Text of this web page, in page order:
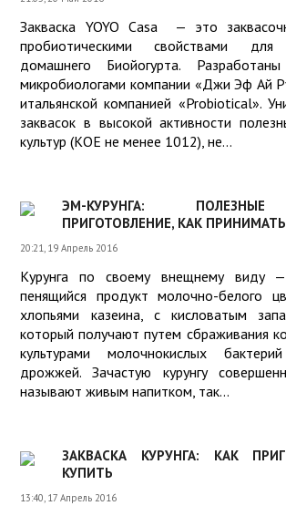
КАЧЕСТВО
ПОЛЬЗА
О
СОРТАХ
СЫРА
ЗАКВАСКИ
ДЛЯ
ТВОРОГА
Закваска YOYO Casa — это
пробиотическими свойствами для
домашнего Биойогурта.
микробиологами компании «Джи Эф Ай
итальянской компанией «Probiotical».
заквасок в высокой активности
культур (КОЕ не менее 1012), не...
ЭМ-КУРУНГА:
ПРИГОТОВЛЕНИЕ, КАК ПРИНИМАТЬ
20:21, 19 Апрель 2016
Курунга по своему внещнему
пенящийся продукт молочно-белого
хлопьями казеина, с кисловатым
который получают путем сбраживания
культурами молочнокислых
дрожжей. Зачастую курунгу
называют живым напитком, так...
ЗАКВАСКА КУРУНГА: КАК
КУПИТЬ
13:40, 17 Апрель 2016